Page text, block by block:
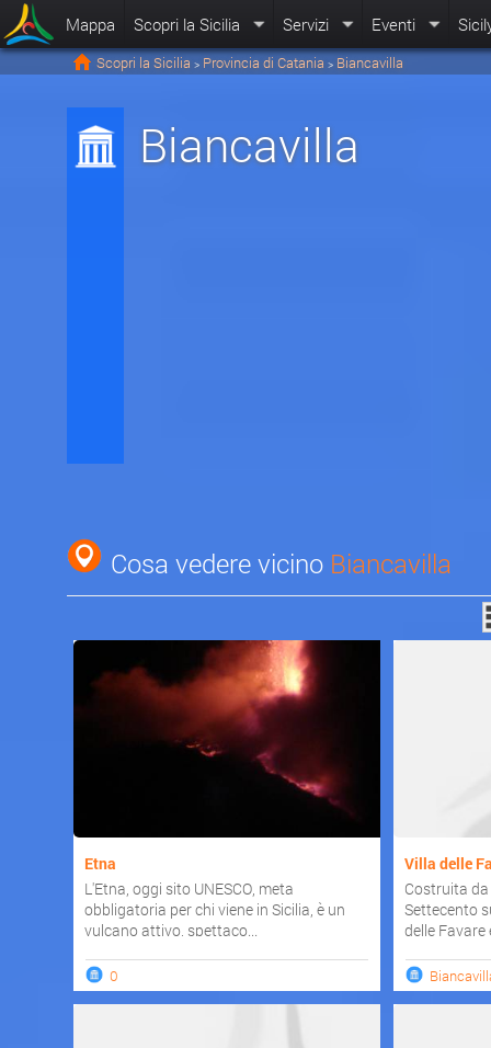
Mappa Scopri la Sicilia Servizi Eventi
Scopri la Sicilia > Provincia di Catania > Biancavilla
Biancavilla
Cosa vedere vicino Biancavilla
Etna
L'Etna, oggi sito UNESCO, meta
obbligatoria per chi viene in Sicilia, è un
vulcano attivo, spettaco...
0
Villa delle
Costruita
Settecento
delle Favare